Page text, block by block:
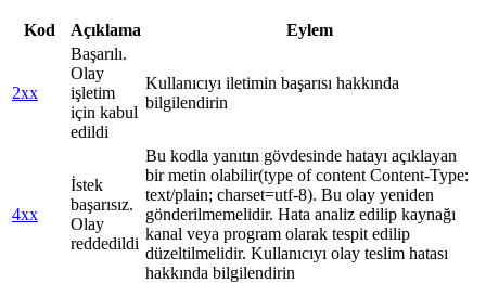
Kod Açıklama Eylem
2xx
Başarılı.
Olay
işletim
için kabul
edildi
Kullanıcıyı iletimin başarısı hakkında
bilgilendirin
4xx
İstek
başarısız.
Olay
reddedildi
Bu kodla yanıtın gövdesinde hatayı açıklayan
bir metin olabilir(type of content Content-Type:
text/plain; charset=utf-8). Bu olay yeniden
gönderilmemelidir. Hata analiz edilip kaynağı
kanal veya program olarak tespit edilip
düzeltilmelidir. Kullanıcıyı olay teslim hatası
hakkında bilgilendirin